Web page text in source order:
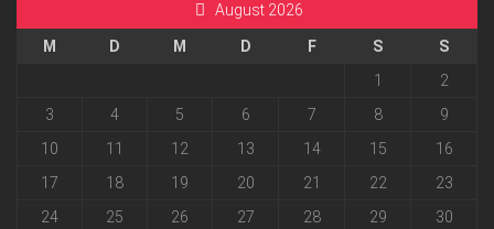
August 2026
M D M D F S
S
1
2
3
4 5 6 7 8
9
10
11 12 13 14 15
16
17
18 19 20 21 22
23
24
25 26 27 28 29
30